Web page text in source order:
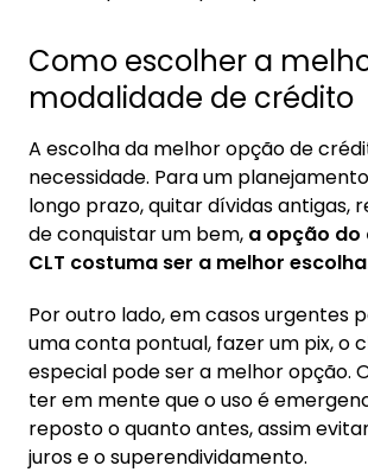
Como escolher a
modalidade de crédito
A escolha da melhor opção de
necessidade. Para um
longo prazo, quitar dívidas antigas,
de conquistar um bem, a opção do
CLT costuma ser a melhor
Por outro lado, em casos urgentes
uma conta pontual, fazer um pix, o
especial pode ser a melhor opção.
ter em mente que o uso é
reposto o quanto antes, assim
juros e o superendividamento.